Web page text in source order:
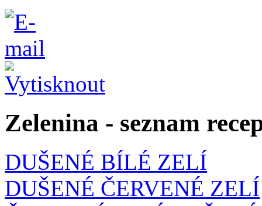
Zelenina - seznam
DUŠENÉ BÍLÉ ZELÍ
DUŠENÉ ČERVENÉ ZELÍ